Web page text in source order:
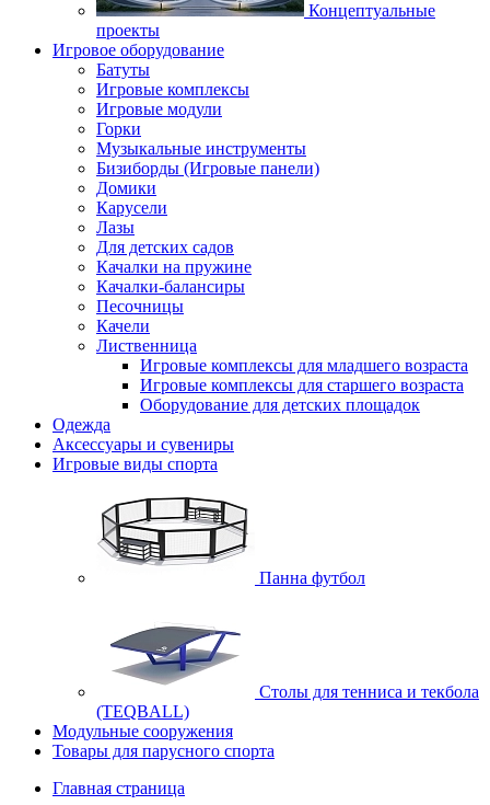
Концептуальные
проекты
Игровое оборудование
Батуты
Игровые комплексы
Игровые модули
Горки
Музыкальные инструменты
Бизиборды (Игровые панели)
Домики
Карусели
Лазы
Для детских садов
Качалки на пружине
Качалки-балансиры
Песочницы
Качели
Лиственница
Игровые комплексы для младшего возраста
Игровые комплексы для старшего возраста
Оборудование для детских площадок
Одежда
Аксессуары и сувениры
Игровые виды спорта
Панна футбол
Cтолы для тенниса и текбола
(TEQBALL)
Модульные сооружения
Товары для парусного спорта
Главная страница